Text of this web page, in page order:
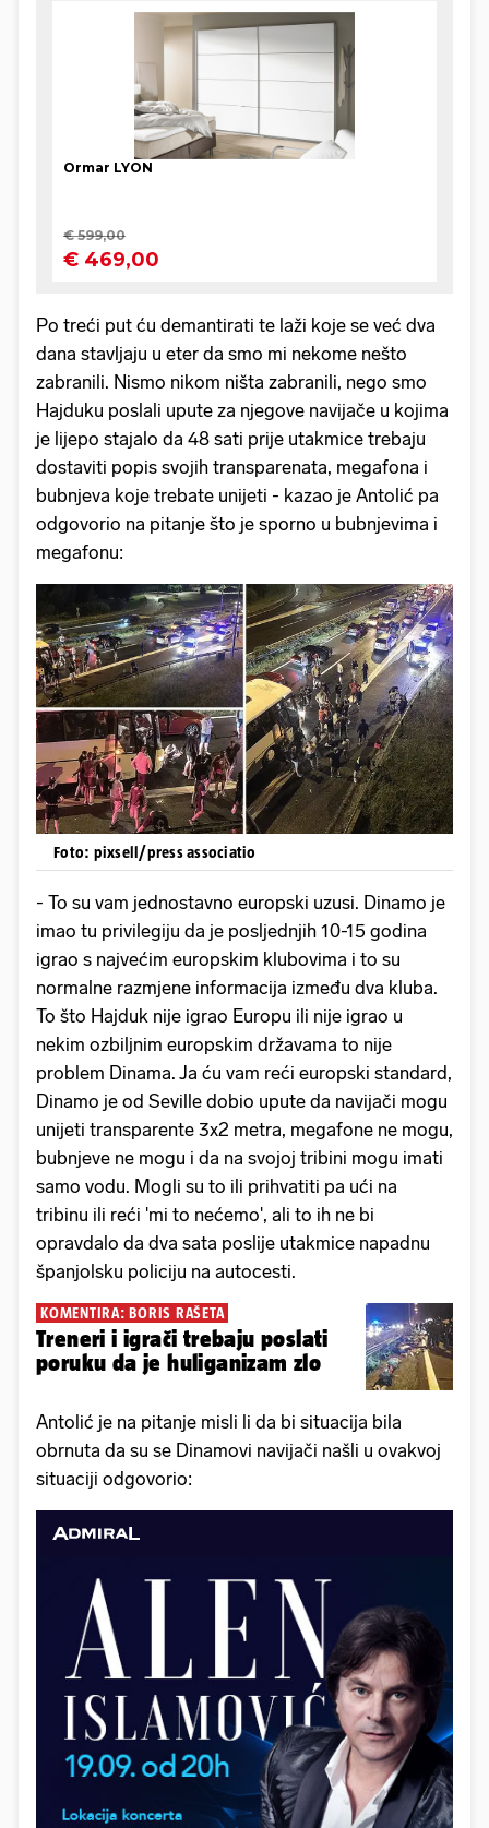
Po treći put ću demantirati te laži koje se već dva
dana stavljaju u eter da smo mi nekome nešto
zabranili. Nismo nikom ništa zabranili, nego smo
Hajduku poslali upute za njegove navijače u kojima
je lijepo stajalo da 48 sati prije utakmice trebaju
dostaviti popis svojih transparenata, megafona i
bubnjeva koje trebate unijeti - kazao je Antolić pa
odgovorio na pitanje što je sporno u bubnjevima i
megafonu:
Foto: pixsell/press associatio
- To su vam jednostavno europski uzusi. Dinamo je
imao tu privilegiju da je posljednjih 10-15 godina
igrao s najvećim europskim klubovima i to su
normalne razmjene informacija između dva kluba.
To što Hajduk nije igrao Europu ili nije igrao u
nekim ozbiljnim europskim državama to nije
problem Dinama. Ja ću vam reći europski standard,
Dinamo je od Seville dobio upute da navijači mogu
unijeti transparente 3x2 metra, megafone ne mogu,
bubnjeve ne mogu i da na svojoj tribini mogu imati
samo vodu. Mogli su to ili prihvatiti pa ući na
tribinu ili reći 'mi to nećemo', ali to ih ne bi
opravdalo da dva sata poslije utakmice napadnu
španjolsku policiju na autocesti.
KOMENTIRA: BORIS RAŠETA
Treneri i igrači trebaju poslati
poruku da je huliganizam zlo
Antolić je na pitanje misli li da bi situacija bila
obrnuta da su se Dinamovi navijači našli u ovakvoj
situaciji odgovorio: